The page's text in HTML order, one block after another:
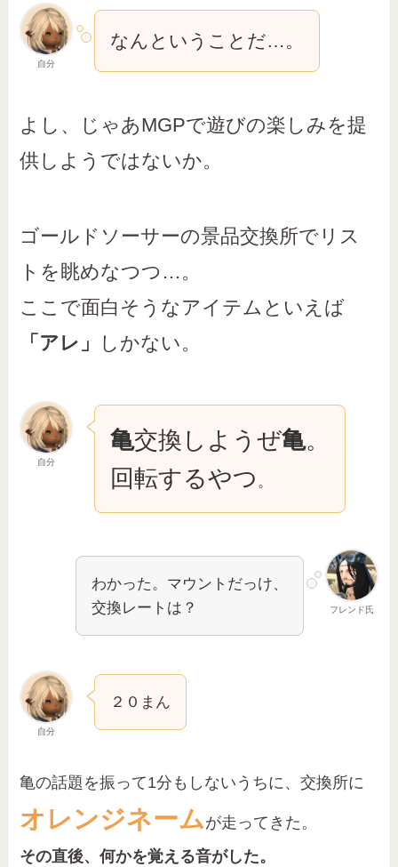
自分
なんということだ…。
よし、じゃあMGPで遊びの楽しみを提
供しようではないか。
ゴールドソーサーの景品交換所でリス
トを眺めなつつ…。
ここで面白そうなアイテムといえば
「アレ」
しかない。
自分
亀交換しようぜ亀。
回転するやつ 。
フレンド氏
わかった。マウントだっけ、
交換レートは？
自分
２０まん
亀の話題を振って1分もしないうちに、交換所に
オレンジネームが走ってきた。
その直後、何かを覚える音がした。